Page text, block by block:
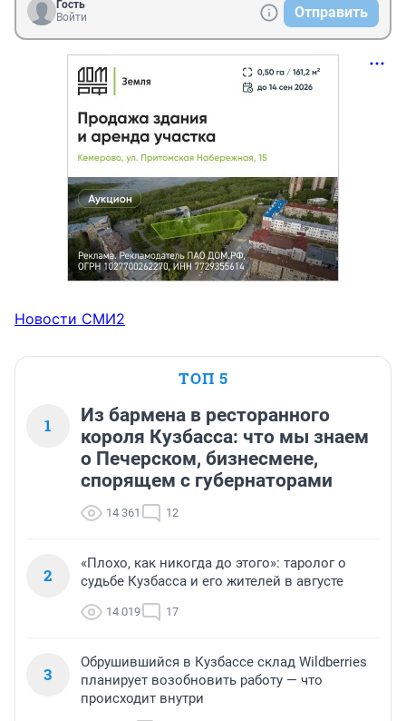
Гость
Войти
Отправить
Новости СМИ2
ТОП 5
1
Из бармена в ресторанного
короля Кузбасса: что мы знаем
о Печерском, бизнесмене,
спорящем с губернаторами
14 361 12
2
«Плохо, как никогда до этого»: таролог о
судьбе Кузбасса и его жителей в августе
14 019 17
3
Обрушившийся в Кузбассе склад Wildberries
планирует возобновить работу — что
происходит внутри